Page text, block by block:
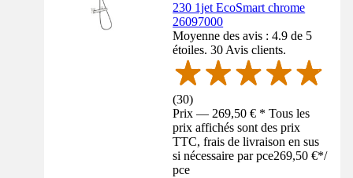
230 1jet EcoSmart chrome
26097000
Moyenne des avis : 4.9 de 5
étoiles. 30 Avis clients.
(30)
Prix — 269,50 € * Tous les
prix affichés sont des prix
TTC, frais de livraison en sus
si nécessaire par pce269,50 €*/
pce